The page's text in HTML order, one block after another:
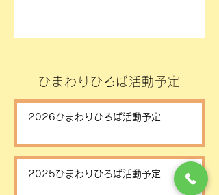
ひまわりひろば活動予定
2026ひまわりひろば活動予定
2025ひまわりひろば活動予定